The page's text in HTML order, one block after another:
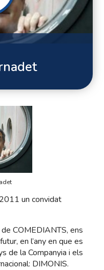
un convidat
COMEDIANTS, ens
en l’any en que es
de la Companyia i els
DIMONIS.